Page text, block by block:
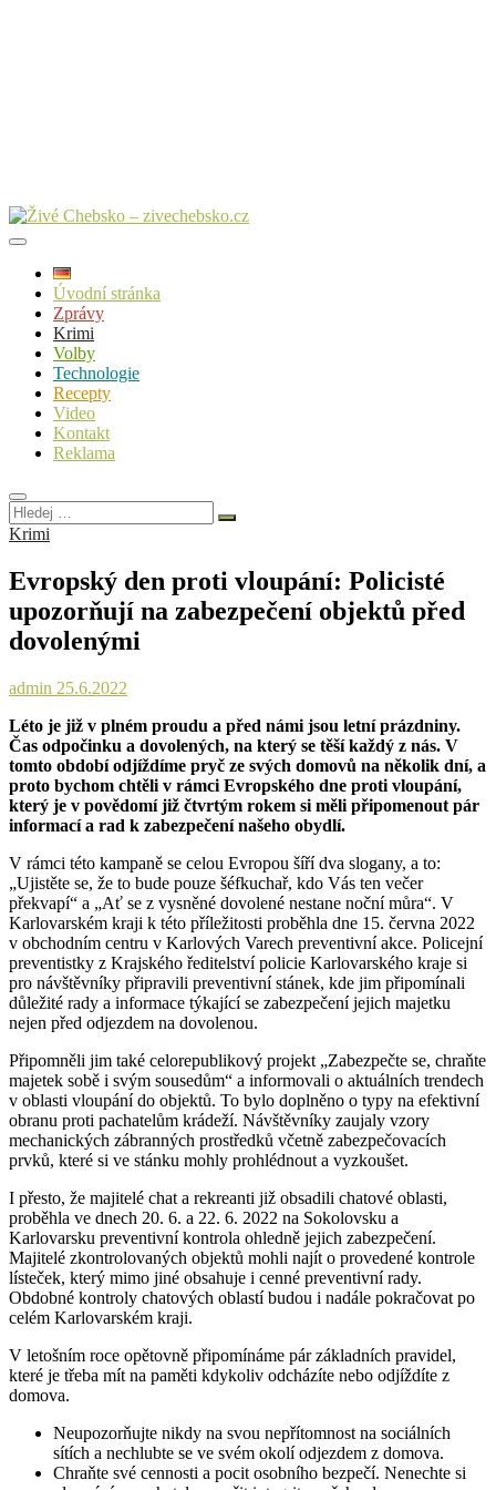
Úvodní stránka
Zprávy
Krimi
Volby
Technologie
Recepty
Video
Kontakt
Reklama
Hledej
…
Krimi
Evropský den proti vloupání: Policisté
upozorňují na zabezpečení objektů před
dovolenými
admin 25.6.2022
Léto je již v plném proudu a před námi jsou letní prázdniny.
Čas odpočinku a dovolených, na který se těší každý z nás. V
tomto období odjíždíme pryč ze svých domovů na několik dní, a
proto bychom chtěli v rámci Evropského dne proti vloupání,
který je v povědomí již čtvrtým rokem si měli připomenout pár
informací a rad k zabezpečení našeho obydlí.
V rámci této kampaně se celou Evropou šíří dva slogany, a to:
„Ujistěte se, že to bude pouze šéfkuchař, kdo Vás ten večer
překvapí“ a „Ať se z vysněné dovolené nestane noční můra“. V
Karlovarském kraji k této příležitosti proběhla dne 15. června 2022
v obchodním centru v Karlových Varech preventivní akce. Policejní
preventistky z Krajského ředitelství policie Karlovarského kraje si
pro návštěvníky připravili preventivní stánek, kde jim připomínali
důležité rady a informace týkající se zabezpečení jejich majetku
nejen před odjezdem na dovolenou.
Připomněli jim také celorepublikový projekt „Zabezpečte se, chraňte
majetek sobě i svým sousedům“ a informovali o aktuálních trendech
v oblasti vloupání do objektů. To bylo doplněno o typy na efektivní
obranu proti pachatelům krádeží. Návštěvníky zaujaly vzory
mechanických zábranných prostředků včetně zabezpečovacích
prvků, které si ve stánku mohly prohlédnout a vyzkoušet.
I přesto, že majitelé chat a rekreanti již obsadili chatové oblasti,
proběhla ve dnech 20. 6. a 22. 6. 2022 na Sokolovsku a
Karlovarsku preventivní kontrola ohledně jejich zabezpečení.
Majitelé zkontrolovaných objektů mohli najít o provedené kontrole
lísteček, který mimo jiné obsahuje i cenné preventivní rady.
Obdobné kontroly chatových oblastí budou i nadále pokračovat po
celém Karlovarském kraji.
V letošním roce opětovně připomínáme pár základních pravidel,
které je třeba mít na paměti kdykoliv odcházíte nebo odjíždíte z
domova.
Neupozorňujte nikdy na svou nepřítomnost na sociálních
sítích a nechlubte se ve svém okolí odjezdem z domova.
Chraňte své cennosti a pocit osobního bezpečí. Nenechte si